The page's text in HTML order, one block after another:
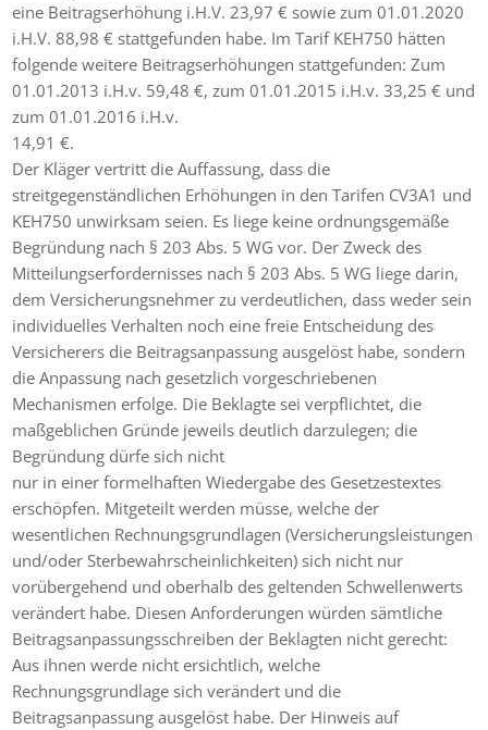
eine Beitragserhöhung i.H.V. 23,97 € sowie zum 01.01.2020
i.H.V. 88,98 € stattgefunden habe. Im Tarif KEH750 hätten
folgende weitere Beitragserhöhungen stattgefunden: Zum
01.01.2013 i.H.v. 59,48 €, zum 01.01.2015 i.H.v. 33,25 € und
zum 01.01.2016 i.H.v.
14,91 €.
Der Kläger vertritt die Auffassung, dass die
streitgegenständlichen Erhöhungen in den Tarifen CV3A1 und
KEH750 unwirksam seien. Es liege keine ordnungsgemäße
Begründung nach § 203 Abs. 5 WG vor. Der Zweck des
Mitteilungserfordernisses nach § 203 Abs. 5 WG liege darin,
dem Versicherungsnehmer zu verdeutlichen, dass weder sein
individuelles Verhalten noch eine freie Entscheidung des
Versicherers die Beitragsanpassung ausgelöst habe, sondern
die Anpassung nach gesetzlich vorgeschriebenen
Mechanismen erfolge. Die Beklagte sei verpflichtet, die
maßgeblichen Gründe jeweils deutlich darzulegen; die
Begründung dürfe sich nicht
nur in einer formelhaften Wiedergabe des Gesetzestextes
erschöpfen. Mitgeteilt werden müsse, welche der
wesentlichen Rechnungsgrundlagen (Versicherungsleistungen
und/oder Sterbewahrscheinlichkeiten) sich nicht nur
vorübergehend und oberhalb des geltenden Schwellenwerts
verändert habe. Diesen Anforderungen würden sämtliche
Beitragsanpassungsschreiben der Beklagten nicht gerecht:
Aus ihnen werde nicht ersichtlich, welche
Rechnungsgrundlage sich verändert und die
Beitragsanpassung ausgelöst habe. Der Hinweis auf